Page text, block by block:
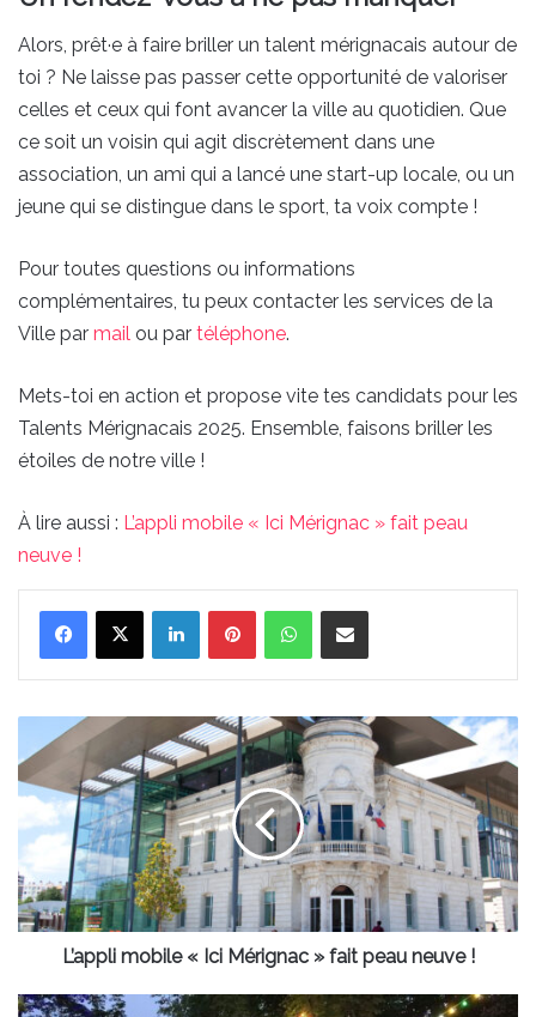
Alors, prêt·e à faire briller un talent mérignacais autour de
toi ? Ne laisse pas passer cette opportunité de valoriser
celles et ceux qui font avancer la ville au quotidien. Que
ce soit un voisin qui agit discrètement dans une
association, un ami qui a lancé une start-up locale, ou un
jeune qui se distingue dans le sport, ta voix compte !
Pour toutes questions ou informations
complémentaires, tu peux contacter les services de la
Ville par mail ou par téléphone.
Mets-toi en action et propose vite tes candidats pour les
Talents Mérignacais 2025. Ensemble, faisons briller les
étoiles de notre ville !
À lire aussi : L’appli mobile « Ici Mérignac » fait peau
neuve !
LinkedinPinterestWhatsAppPartager par email
mobile
«
Mérignac
fait
peau
neuve
L’appli mobile « Ici Mérignac » fait peau neuve !
Découvre